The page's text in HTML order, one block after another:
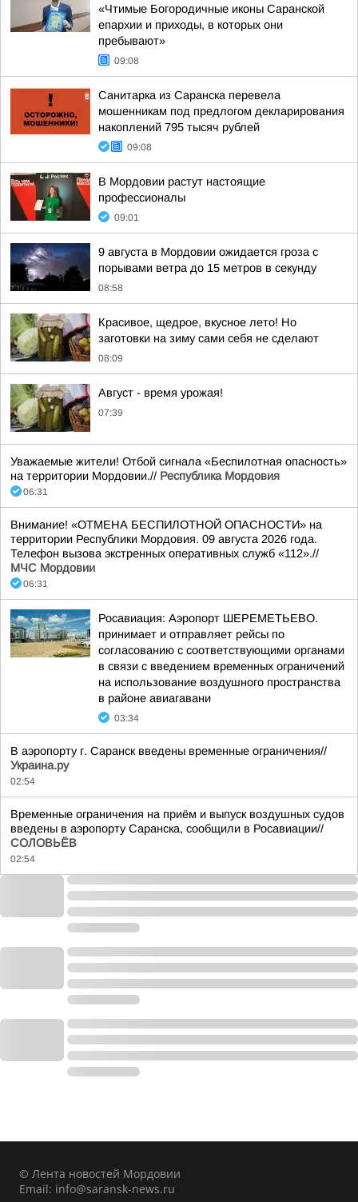
«Чтимые Богородичные иконы Саранской
епархии и приходы, в которых они
пребывают»
09:08
Санитарка из Саранска перевела
мошенникам под предлогом декларирования
накоплений 795 тысяч рублей
09:08
В Мордовии растут настоящие
профессионалы
09:01
9 августа в Мордовии ожидается гроза с
порывами ветра до 15 метров в секунду
08:58
Красивое, щедрое, вкусное лето! Но
заготовки на зиму сами себя не сделают
08:09
Август - время урожая!
07:39
Уважаемые жители! Отбой сигнала «Беспилотная опасность»
на территории Мордовии.// Республика Мордовия
06:31
Внимание! «ОТМЕНА БЕСПИЛОТНОЙ ОПАСНОСТИ» на
территории Республики Мордовия. 09 августа 2026 года.
Телефон вызова экстренных оперативных служб «112».//
МЧС Мордовии
06:31
Росавиация: Аэропорт ШЕРЕМЕТЬЕВО.
принимает и отправляет рейсы по
согласованию с соответствующими органами
в связи с введением временных ограничений
на использование воздушного пространства
в районе авиагавани
03:34
В аэропорту г. Саранск введены временные ограничения//
Украина.ру
02:54
Временные ограничения на приём и выпуск воздушных судов
введены в аэропорту Саранска, сообщили в Росавиации//
СОЛОВЬЁВ
02:54
© Лента новостей Мордовии
Email: info@saransk-news.ru